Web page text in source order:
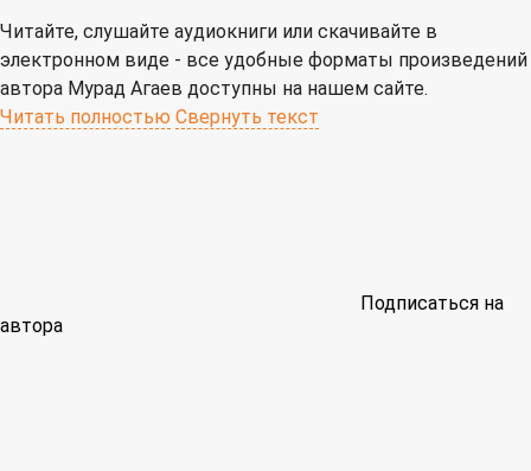
Читайте, слушайте аудиокниги или скачивайте в
электронном виде - все удобные форматы произведений
автора Мурад Агаев доступны на нашем сайте.
Читать полностью Свернуть текст
Подписаться на
автора